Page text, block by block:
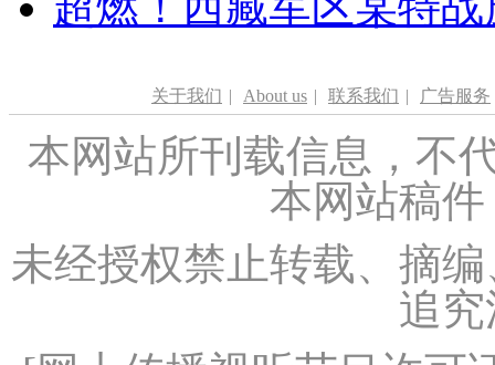
关于我们 | About us | 联系我们 | 广告服务
本网站所刊载信息，不
本网站稿
未经授权禁止转载、摘
追